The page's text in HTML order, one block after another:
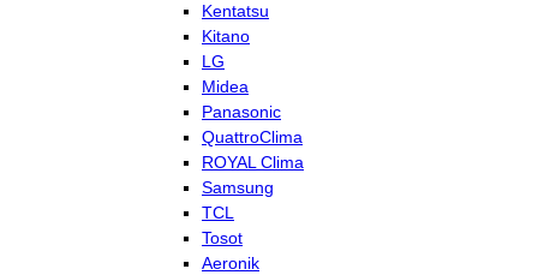
Kentatsu
Kitano
LG
Midea
Panasonic
QuattroClima
ROYAL Clima
Samsung
TCL
Tosot
Aeronik